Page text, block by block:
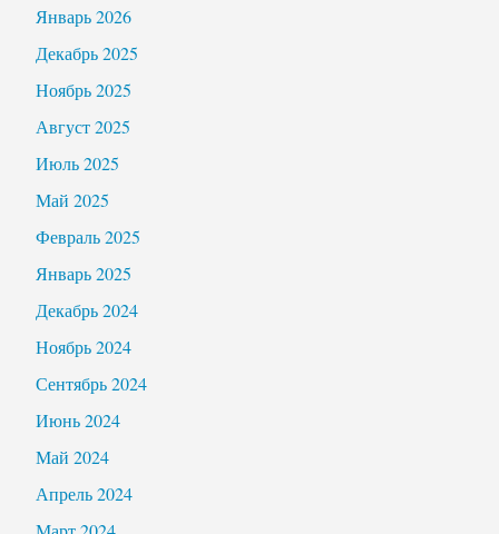
Январь 2026
Декабрь 2025
Ноябрь 2025
Август 2025
Июль 2025
Май 2025
Февраль 2025
Январь 2025
Декабрь 2024
Ноябрь 2024
Сентябрь 2024
Июнь 2024
Май 2024
Апрель 2024